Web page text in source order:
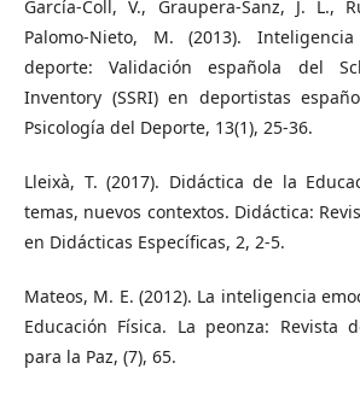
García-Coll, V., Graupera-Sanz, J. L.,
Palomo-Nieto, M. (2013).
deporte: Validación española del
Inventory (SSRI) en deportistas
Psicología del Deporte, 13(1), 25-36.
Lleixà, T. (2017). Didáctica de la
temas, nuevos contextos. Didáctica:
en Didácticas Específicas, 2, 2-5.
Mateos, M. E. (2012). La inteligencia
Educación Física. La peonza: Revista
para la Paz, (7), 65.